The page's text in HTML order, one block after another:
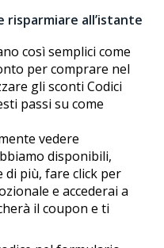
risparmiare all’istante
così semplici come
per comprare nel
gli sconti Codici
passi su come
vedere
disponibili,
di più, fare click per
e accederai a
il coupon e ti